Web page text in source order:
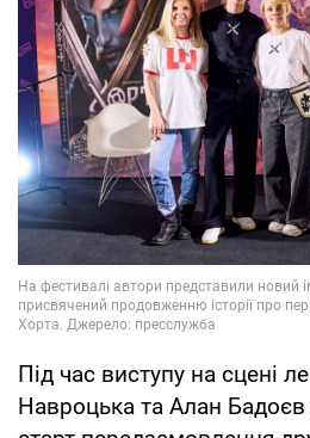
Під час виступу на сцені
Навроцька та Алан